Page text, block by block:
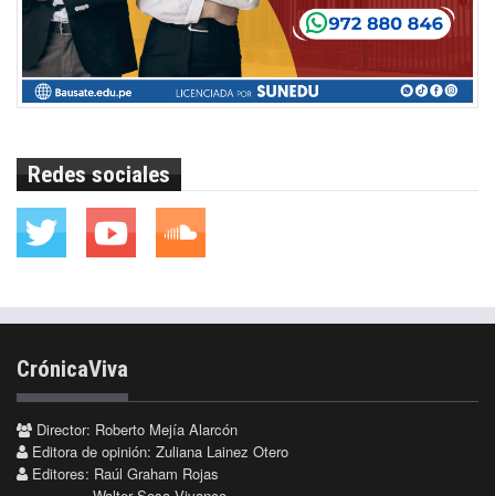
Redes sociales
CrónicaViva
Director: Roberto Mejía Alarcón
Editora de opinión: Zuliana Lainez Otero
Editores: Raúl Graham Rojas